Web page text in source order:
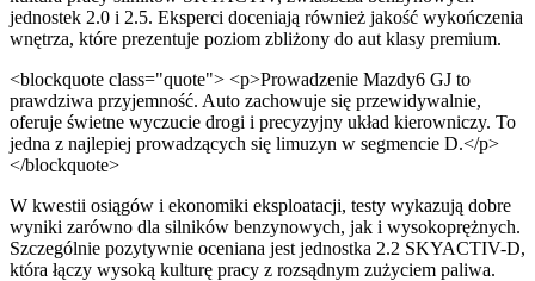
jednostek 2.0 i 2.5. Eksperci doceniają również jakość wykończenia
wnętrza, które prezentuje poziom zbliżony do aut klasy premium.
<blockquote class="quote"> <p>Prowadzenie Mazdy6 GJ to
prawdziwa przyjemność. Auto zachowuje się przewidywalnie,
oferuje świetne wyczucie drogi i precyzyjny układ kierowniczy. To
jedna z najlepiej prowadzących się limuzyn w segmencie D.</p>
</blockquote>
W kwestii osiągów i ekonomiki eksploatacji, testy wykazują dobre
wyniki zarówno dla silników benzynowych, jak i wysokoprężnych.
Szczególnie pozytywnie oceniana jest jednostka 2.2 SKYACTIV-D,
która łączy wysoką kulturę pracy z rozsądnym zużyciem paliwa.